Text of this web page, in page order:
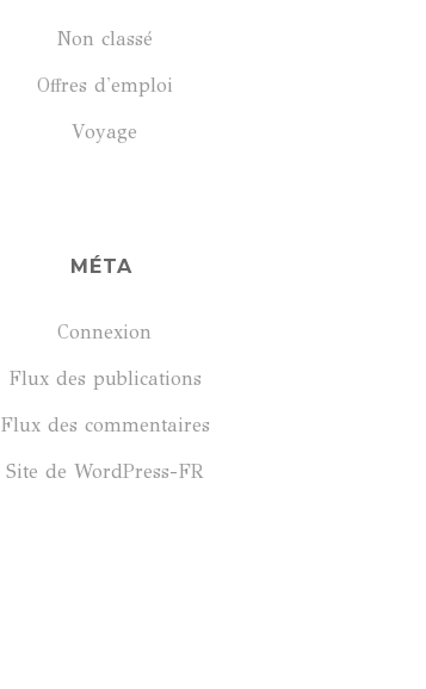
Non classé
Offres d'emploi
Voyage
MÉTA
Connexion
Flux des publications
Flux des commentaires
Site de WordPress-FR